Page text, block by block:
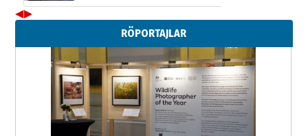
Neşat YALÇIN
Paranın Aile Kültüründeki Yeri
03 Ağustos 2026 Pazartesi
Yıldırım Gündoğdu
HAVVA’NIN ÜÇ KIZI
09 Temmuz 2026 Perşembe
◀▶
RÖPORTAJLAR